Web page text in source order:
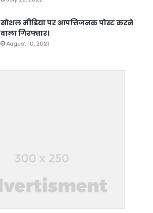
सोशल मीडिया पर आपत्तिजनक पोस्ट करने
वाला गिरफ्तार।
August 10, 2021